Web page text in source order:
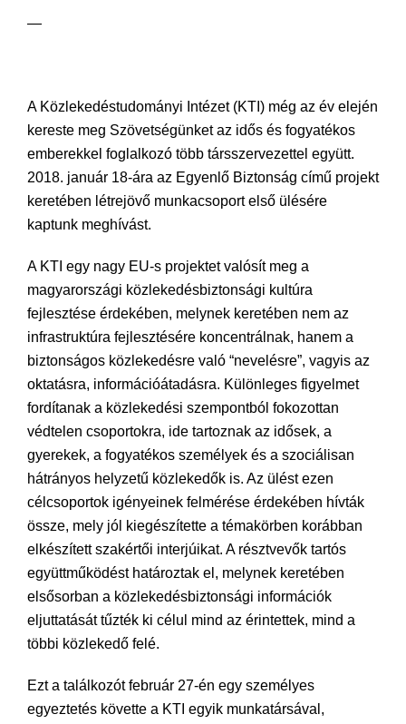
—
A Közlekedéstudományi Intézet (KTI) még az év elején
kereste meg Szövetségünket az idős és fogyatékos
emberekkel foglalkozó több társszervezettel együtt.
2018. január 18-ára az Egyenlő Biztonság című projekt
keretében létrejövő munkacsoport első ülésére
kaptunk meghívást.
A KTI egy nagy EU-s projektet valósít meg a
magyarországi közlekedésbiztonsági kultúra
fejlesztése érdekében, melynek keretében nem az
infrastruktúra fejlesztésére koncentrálnak, hanem a
biztonságos közlekedésre való “nevelésre”, vagyis az
oktatásra, információátadásra. Különleges figyelmet
fordítanak a közlekedési szempontból fokozottan
védtelen csoportokra, ide tartoznak az idősek, a
gyerekek, a fogyatékos személyek és a szociálisan
hátrányos helyzetű közlekedők is. Az ülést ezen
célcsoportok igényeinek felmérése érdekében hívták
össze, mely jól kiegészítette a témakörben korábban
elkészített szakértői interjúikat. A résztvevők tartós
együttműködést határoztak el, melynek keretében
elsősorban a közlekedésbiztonsági információk
eljuttatását tűzték ki célul mind az érintettek, mind a
többi közlekedő felé.
Ezt a találkozót február 27-én egy személyes
egyeztetés követte a KTI egyik munkatársával,